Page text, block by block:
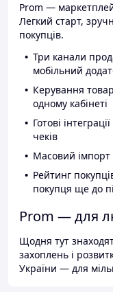
Prom —
Легкий старт,
покупців.
Три канали
мобільний
Керування
одному кабінеті
Готові
чеків
Масовий імпорт
Рейтинг
покупця ще до
Prom — для
Щодня тут
захоплень і
України — для